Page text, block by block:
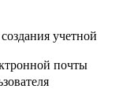
учетной
почты